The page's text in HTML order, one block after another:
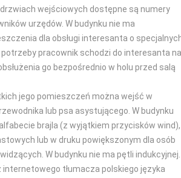
wejściowych dostępne są numery
urzędów. W budynku nie ma
dla obsługi interesanta o
pracownik schodzi do interesanta na
go bezpośrednio w holu przed salą
jego pomieszczeń można wejść w
lub psa asystującego. W budynku
brajla (z wyjątkiem przycisków wind),
lub w druku powiększonym dla osób
W budynku nie ma pętli indukcyjnej.
tłumacza polskiego języka